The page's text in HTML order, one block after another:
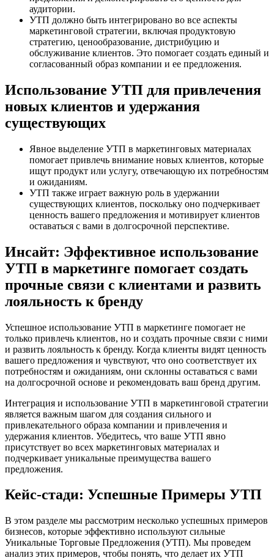
аудитории.
УТП должно быть интегрировано во все аспекты
маркетинговой стратегии, включая продуктовую
стратегию, ценообразование, дистрибуцию и
обслуживание клиентов. Это помогает создать единый и
согласованный образ компании и ее предложения.
Использование УТП для привлечения
новых клиентов и удержания
существующих
Явное выделение УТП в маркетинговых материалах
помогает привлечь внимание новых клиентов, которые
ищут продукт или услугу, отвечающую их потребностям
и ожиданиям.
УТП также играет важную роль в удержании
существующих клиентов, поскольку оно подчеркивает
ценность вашего предложения и мотивирует клиентов
оставаться с вами в долгосрочной перспективе.
Инсайт: Эффективное использование
УТП в маркетинге помогает создать
прочные связи с клиентами и развить
лояльность к бренду
Успешное использование УТП в маркетинге помогает не
только привлечь клиентов, но и создать прочные связи с ними
и развить лояльность к бренду. Когда клиенты видят ценность
вашего предложения и чувствуют, что оно соответствует их
потребностям и ожиданиям, они склонны оставаться с вами
на долгосрочной основе и рекомендовать ваш бренд другим.
Интеграция и использование УТП в маркетинговой стратегии
является важным шагом для создания сильного и
привлекательного образа компании и привлечения и
удержания клиентов. Убедитесь, что ваше УТП явно
присутствует во всех маркетинговых материалах и
подчеркивает уникальные преимущества вашего
предложения.
Кейс-стади: Успешные Примеры УТП
В этом разделе мы рассмотрим несколько успешных примеров
бизнесов, которые эффективно используют сильные
Уникальные Торговые Предложения (УТП). Мы проведем
анализ этих примеров, чтобы понять, что делает их УТП